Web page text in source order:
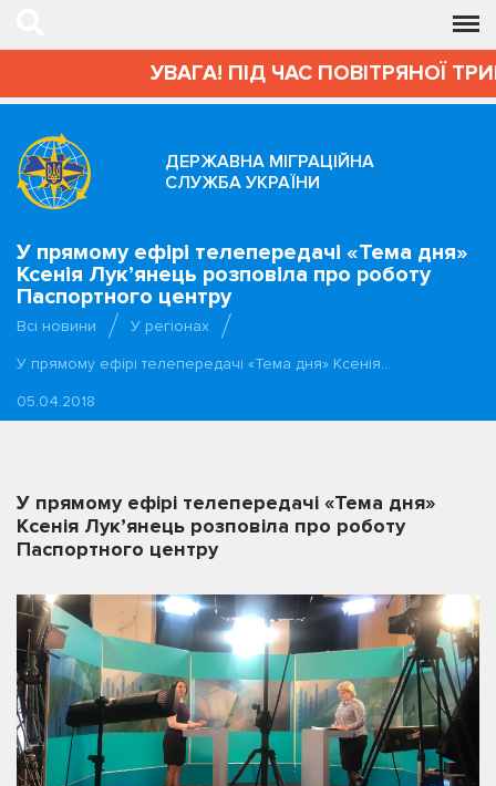
УВАГА! ПІД ЧАС ПОВІТРЯНОЇ
ДЕРЖАВНА МІГРАЦІЙНА
СЛУЖБА УКРАЇНИ
У прямому ефірі телепередачі «Тема дня»
Ксенія Лук’янець розповіла про роботу
Паспортного центру
Всі новини
У регіонах
У прямому ефірі телепередачі «Тема дня» Ксенія…
05.04.2018
У прямому ефірі телепередачі «Тема дня»
Ксенія Лук’янець розповіла про роботу
Паспортного центру